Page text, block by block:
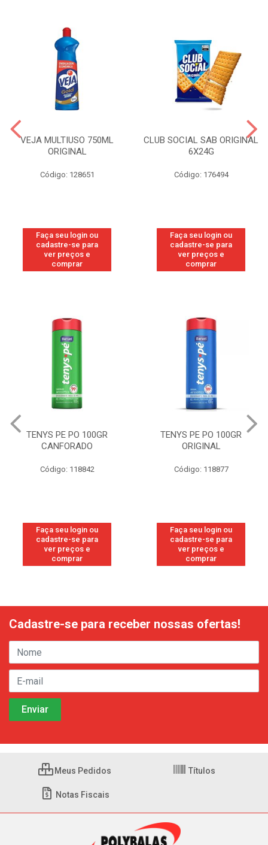
VEJA MULTIUSO 750ML
ORIGINAL
Código: 128651
Faça seu login ou
cadastre-se para
ver preços e
comprar
CLUB SOCIAL SAB ORIGINAL
6X24G
Código: 176494
Faça seu login ou
cadastre-se para
ver preços e
comprar
TENYS PE PO 100GR
CANFORADO
Código: 118842
Faça seu login ou
cadastre-se para
ver preços e
comprar
TENYS PE PO 100GR
ORIGINAL
Código: 118877
Faça seu login ou
cadastre-se para
ver preços e
comprar
Cadastre-se para receber nossas ofertas!
Meus Pedidos Títulos
Notas Fiscais